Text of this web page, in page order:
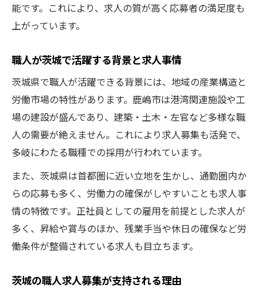
能です。これにより、求人の質が高く応募者の満足度も
上がっています。
職人が茨城で活躍する背景と求人事情
茨城県で職人が活躍できる背景には、地域の産業構造と
労働市場の特性があります。鹿嶋市は港湾関連施設や工
場の建設が盛んであり、建築・土木・左官など多様な職
人の需要が絶えません。これにより求人募集も活発で、
多岐にわたる職種での採用が行われています。
また、茨城県は首都圏に近い立地を生かし、通勤圏内か
らの応募も多く、労働力の確保がしやすいことも求人事
情の特徴です。正社員としての雇用を前提とした求人が
多く、昇給や賞与のほか、残業手当や休日の確保など労
働条件が整備されている求人も目立ちます。
茨城の職人求人募集が支持される理由